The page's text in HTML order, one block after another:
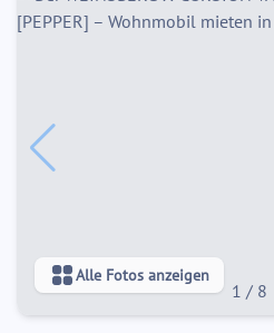
1 / 8
Alle Fotos anzeigen